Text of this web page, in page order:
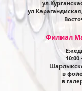
Филиал
10:00
в
в